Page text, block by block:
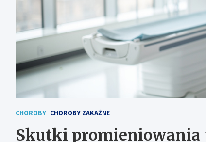
CHOROBY CHOROBY ZAKAŹNE
Skutki promieniowania